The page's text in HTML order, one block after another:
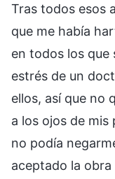
Tras todos esos
que me había
en todos los que
estrés de un
ellos, así que no
a los ojos de mis
no podía
aceptado la